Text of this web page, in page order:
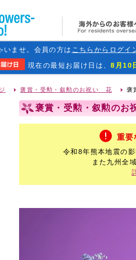
いませ。会員の方は こちらからログイ
現在の最短お届け日 は、8月10
褒賞・受勲・叙勲のお祝い 花 褒
褒賞・受勲・叙勲のお
重要
令和8年熊本地震の
また九州全